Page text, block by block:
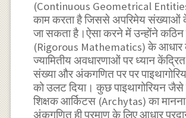
(Continuous Geometrical
काम करता है जिससे अपरिमेय संख्याओं
जा सकता है।ऐसा करने में उन्होंने कठिन
(Rigorous Mathematics) के
ज्यामितीय अवधारणाओं पर ध्यान
संख्या और अंकगणित पर पर
को उलट दिया। कुछ पाइथागोरियन
शिक्षक आर्किटस (Archytas) का
अंकगणित ही प्रमाण के लिए आधार